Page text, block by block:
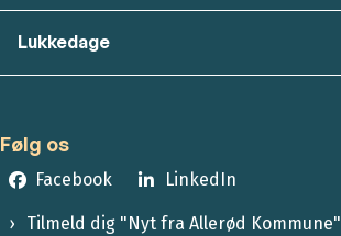
Lukkedage
Følg os
Facebook LinkedIn
Tilmeld dig "Nyt fra Allerød Kommune"